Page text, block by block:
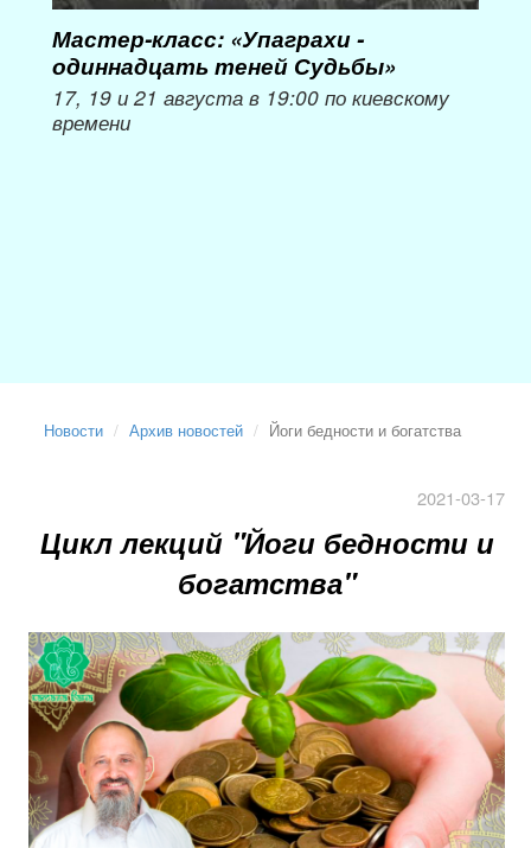
Мастер-класс: «Упаграхи -
одиннадцать теней Судьбы»
17, 19 и 21 августа в 19:00 по киевскому
времени
Новости Архив новостей Йоги бедности и богатства
2021-03-17
Цикл лекций "Йоги бедности и
богатства"